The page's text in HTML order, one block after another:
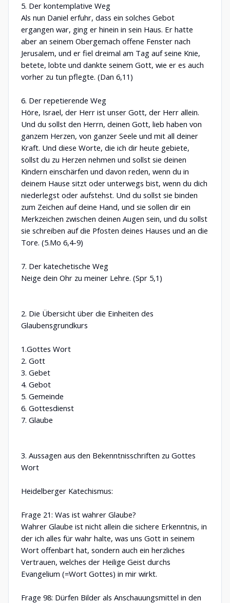
5. Der kontemplative Weg
Als nun Daniel erfuhr, dass ein solches Gebot
ergangen war, ging er hinein in sein Haus. Er hatte
aber an seinem Obergemach offene Fenster nach
Jerusalem, und er fiel dreimal am Tag auf seine Knie,
betete, lobte und dankte seinem Gott, wie er es auch
vorher zu tun pflegte. (Dan 6,11)
6. Der repetierende Weg
Höre, Israel, der Herr ist unser Gott, der Herr allein.
Und du sollst den Herrn, deinen Gott, lieb haben von
ganzem Herzen, von ganzer Seele und mit all deiner
Kraft. Und diese Worte, die ich dir heute gebiete,
sollst du zu Herzen nehmen und sollst sie deinen
Kindern einschärfen und davon reden, wenn du in
deinem Hause sitzt oder unterwegs bist, wenn du dich
niederlegst oder aufstehst. Und du sollst sie binden
zum Zeichen auf deine Hand, und sie sollen dir ein
Merkzeichen zwischen deinen Augen sein, und du sollst
sie schreiben auf die Pfosten deines Hauses und an die
Tore. (5.Mo 6,4-9)
7. Der katechetische Weg
Neige dein Ohr zu meiner Lehre. (Spr 5,1)
2. Die Übersicht über die Einheiten des
Glaubensgrundkurs
1.Gottes Wort
2. Gott
3. Gebet
4. Gebot
5. Gemeinde
6. Gottesdienst
7. Glaube
3. Aussagen aus den Bekenntnisschriften zu Gottes
Wort
Heidelberger Katechismus:
Frage 21: Was ist wahrer Glaube?
Wahrer Glaube ist nicht allein die sichere Erkenntnis, in
der ich alles für wahr halte, was uns Gott in seinem
Wort offenbart hat, sondern auch ein herzliches
Vertrauen, welches der Heilige Geist durchs
Evangelium (=Wort Gottes) in mir wirkt.
Frage 98: Dürfen Bilder als Anschauungsmittel in den